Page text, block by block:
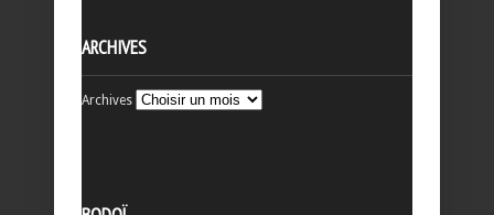
ARCHIVES
Archives